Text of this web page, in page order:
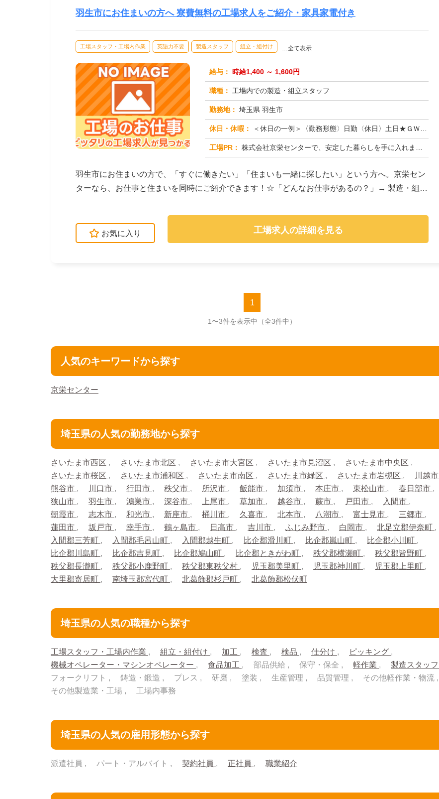
羽生市にお住まいの方へ 寮費無料の工場求人をご紹介・家具家電付き
工場スタッフ・工場内作業 英語力不要 製造スタッフ 組立・組付け …全て表示
給与： 時給1,400 ～ 1,600円
職種： 工場内での製造・組立スタッフ
勤務地： 埼玉県 羽生市
休日・休暇： ＜休日の一例＞〈勤務形態〉日勤〈休日〉土日★ＧＷ・夏季・冬季・年末年始休暇あり★有給休暇あり※配属先により休日・勤...
工場PR： 株式会社京栄センターで、安定した暮らしを手に入れませんか？☆家具付き寮がすぐに利用可能！→ 敷金・礼金・鍵交換代も...
羽生市にお住まいの方で、「すぐに働きたい」「住まいも一緒に探したい」という方へ。京栄セン
ターなら、お仕事と住まいを同時にご紹介できます！☆「どんなお仕事があるの？」→ 製造・組
お気に入り 工場求人の詳細を見る
1
1〜3件を表示中 （全3件中）
人気のキーワードから探す
京栄センター
埼玉県の人気の勤務地から探す
さいたま市西区 さいたま市北区 さいたま市大宮区 さいたま市見沼区
さいたま市中央区
さいたま市桜区
さいたま市浦和区 さいたま市南区 さいたま市緑区 さいたま市岩槻区
川越市
熊谷市
川口市 行田市 秩父市 所沢市 飯能市 加須市 本庄市 東松山市
春日部市
狭山市
羽生市 鴻巣市 深谷市 上尾市 草加市 越谷市 蕨市 戸田市
入間市
朝霞市
志木市 和光市 新座市 桶川市 久喜市 北本市 八潮市 富士見市
三郷市
蓮田市
坂戸市 幸手市 鶴ヶ島市 日高市 吉川市 ふじみ野市 白岡市
北足立郡伊奈町
入間郡三芳町
入間郡毛呂山町 入間郡越生町 比企郡滑川町 比企郡嵐山町
比企郡小川町
比企郡川島町
比企郡吉見町 比企郡鳩山町 比企郡ときがわ町 秩父郡横瀬町
秩父郡皆野町
秩父郡長瀞町
秩父郡小鹿野町 秩父郡東秩父村 児玉郡美里町 児玉郡神川町
児玉郡上里町
大里郡寄居町
南埼玉郡宮代町 北葛飾郡杉戸町 北葛飾郡松伏町
埼玉県の人気の職種から探す
工場スタッフ・工場内作業 組立・組付け 加工 検査 検品 仕分け
ピッキング
機械オペレーター・マシンオペレーター
食品加工 部品供給 保守・保全 軽作業
製造スタッフ
フォークリフト
鋳造・鍛造 プレス 研磨 塗装 生産管理 品質管理
その他軽作業・物流
その他製造業・工場
工場内事務
埼玉県の人気の雇用形態から探す
派遣社員 パート・アルバイト 契約社員 正社員 職業紹介